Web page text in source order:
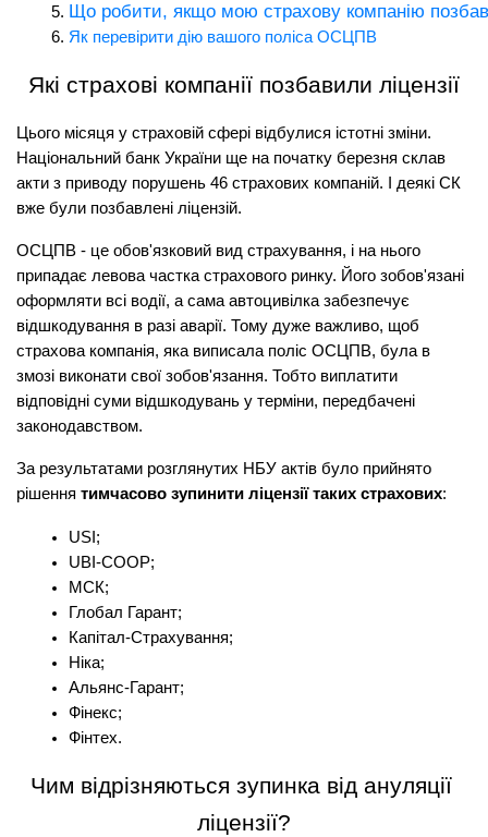
Що робити, якщо мою страхову компанію
Як перевірити дію вашого поліса ОСЦПВ
Які страхові компанії позбавили ліцензії
Цього місяця у страховій сфері відбулися істотні зміни.
Національний банк України ще на початку березня склав
акти з приводу порушень 46 страхових компаній. І деякі СК
вже були позбавлені ліцензій.
ОСЦПВ - це обов'язковий вид страхування, і на нього
припадає левова частка страхового ринку. Його зобов'язані
оформляти всі водії, а сама автоцивілка забезпечує
відшкодування в разі аварії. Тому дуже важливо, щоб
страхова компанія, яка виписала поліс ОСЦПВ, була в
змозі виконати свої зобов'язання. Тобто виплатити
відповідні суми відшкодувань у терміни, передбачені
законодавством.
За результатами розглянутих НБУ актів було прийнято
рішення тимчасово зупинити ліцензії таких страхових:
USI;
UBI-COOP;
МСК;
Глобал Гарант;
Капітал-Страхування;
Ніка;
Альянс-Гарант;
Фінекс;
Фінтех.
Чим відрізняються зупинка від ануляції
ліцензії?